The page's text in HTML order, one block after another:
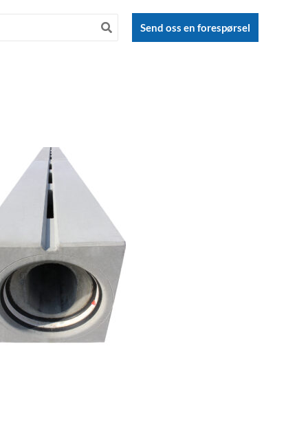
Send oss en forespørsel